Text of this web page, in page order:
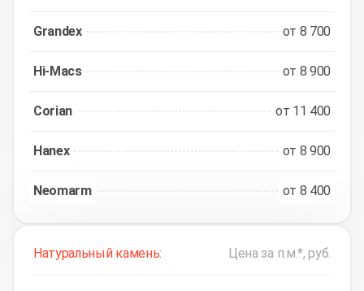
Grandex от 8 700
Hi-Macs от 8 900
Corian от 11 400
Hanex от 8 900
Neomarm от 8 400
Натуральный камень: Цена за п.м.*, руб.